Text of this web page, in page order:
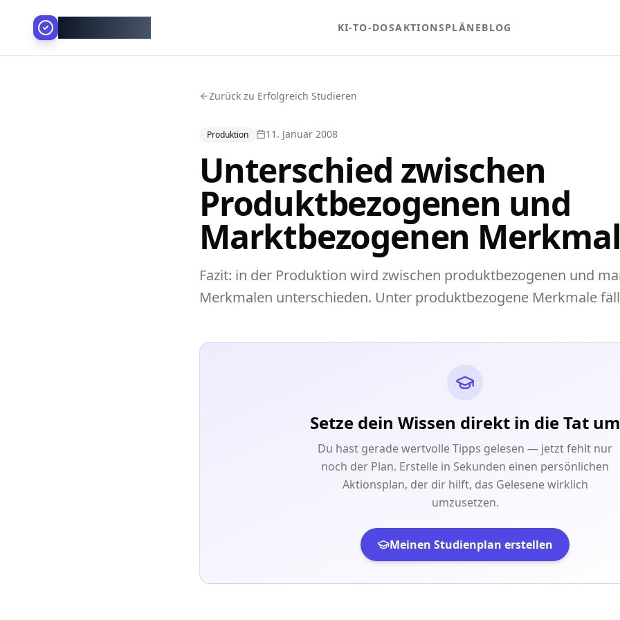
KI-TO-DOSAKTIONSPLÄNEBLOG
Zurück zu Erfolgreich Studieren
Produktion 11. Januar 2008
Unterschied zwischen
Produktbezogenen und
Marktbezogenen
Fazit: in der Produktion wird zwischen produktbezogenen und
Merkmalen unterschieden. Unter produktbezogene Merkmale
Setze dein Wissen direkt in die Tat um
Du hast gerade wertvolle Tipps gelesen — jetzt fehlt nur
noch der Plan. Erstelle in Sekunden einen persönlichen
Aktionsplan, der dir hilft, das Gelesene wirklich
umzusetzen.
Meinen Studienplan erstellen